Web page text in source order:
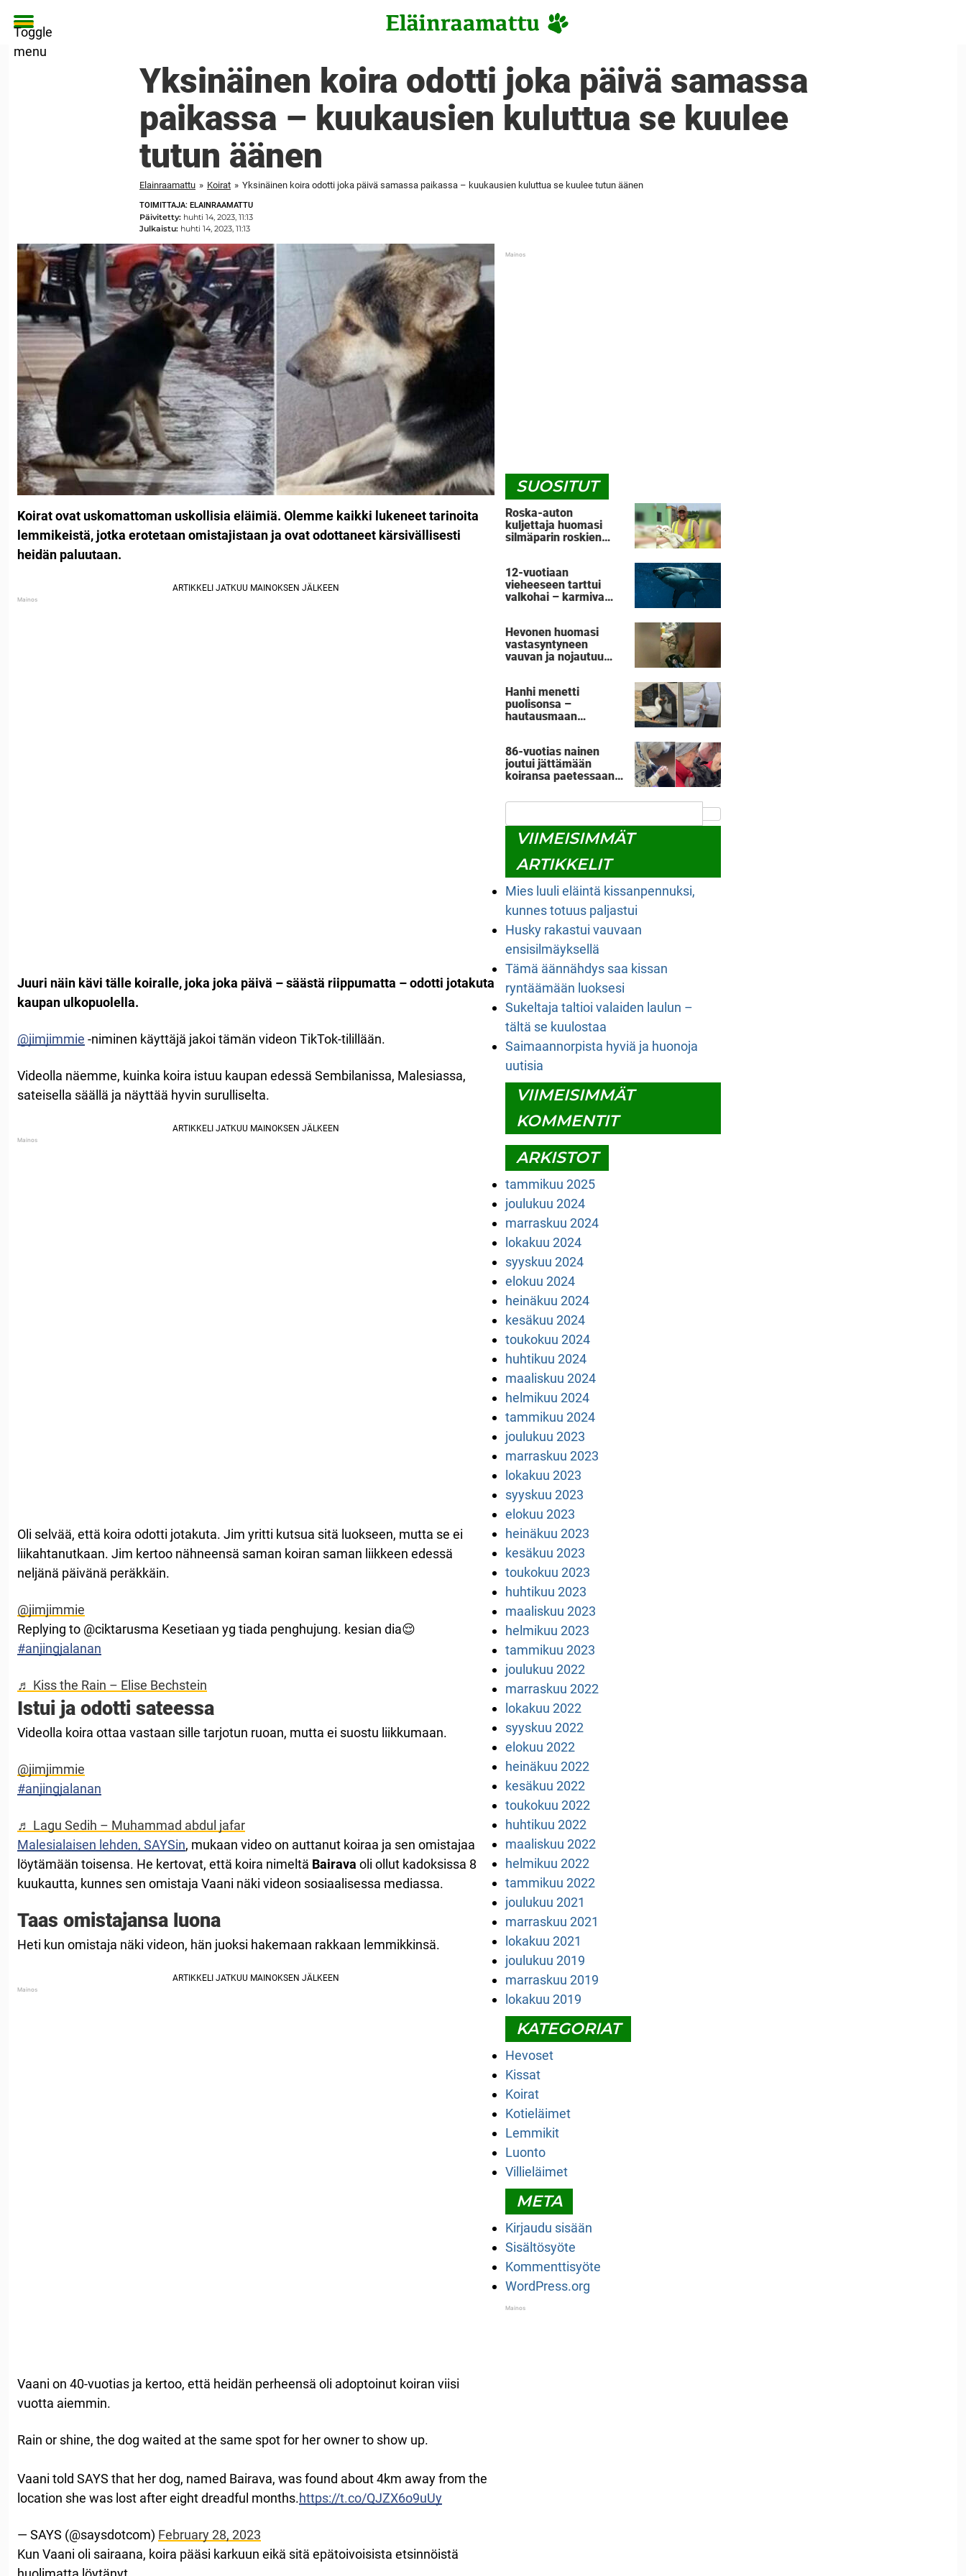
Toggle
menu
Yksinäinen koira odotti joka päivä samassa
paikassa – kuukausien kuluttua se kuulee
tutun äänen
Elainraamattu » Koirat » Yksinäinen koira odotti joka päivä samassa paikassa – kuukausien kuluttua se kuulee tutun äänen
TOIMITTAJA: ELAINRAAMATTU
Päivitetty: huhti 14, 2023, 11:13
Julkaistu: huhti 14, 2023, 11:13
Koirat ovat uskomattoman uskollisia eläimiä. Olemme kaikki lukeneet tarinoita
lemmikeistä, jotka erotetaan omistajistaan ​​ja ovat odottaneet kärsivällisesti
heidän paluutaan.
Juuri näin kävi tälle koiralle, joka joka päivä – säästä riippumatta – odotti jotakuta
kaupan ulkopuolella.
@jimjimmie -niminen käyttäjä jakoi tämän videon TikTok-tilillään.
Videolla näemme, kuinka koira istuu kaupan edessä Sembilanissa, Malesiassa,
sateisella säällä ja näyttää hyvin surulliselta.
Oli selvää, että koira odotti jotakuta. Jim yritti kutsua sitä luokseen, mutta se ei
liikahtanutkaan. Jim kertoo nähneensä saman koiran saman liikkeen edessä
neljänä päivänä peräkkäin.
@jimjimmie
Replying to @ciktarusma Kesetiaan yg tiada penghujung. kesian dia😌
#anjingjalanan
♬ Kiss the Rain – Elise Bechstein
Istui ja odotti sateessa
Videolla koira ottaa vastaan ​​sille tarjotun ruoan, mutta ei suostu liikkumaan.
@jimjimmie
#anjingjalanan
♬ Lagu Sedih – Muhammad abdul jafar
Malesialaisen lehden, SAYSin, mukaan video on auttanut koiraa ja sen omistajaa
löytämään toisensa. He kertovat, että koira nimeltä Bairava oli ollut kadoksissa 8
kuukautta, kunnes sen omistaja Vaani näki videon sosiaalisessa mediassa.
Taas omistajansa luona
Heti kun omistaja näki videon, hän juoksi hakemaan rakkaan lemmikkinsä.
Vaani on 40-vuotias ja kertoo, että heidän perheensä oli adoptoinut koiran viisi
vuotta aiemmin.
Rain or shine, the dog waited at the same spot for her owner to show up.
Vaani told SAYS that her dog, named Bairava, was found about 4km away from the
location she was lost after eight dreadful months.https://t.co/QJZX6o9uUy
— SAYS (@saysdotcom) February 28, 2023
Kun Vaani oli sairaana, koira pääsi karkuun eikä sitä epätoivoisista etsinnöistä
SUOSITUT
Roska-auton
kuljettaja huomasi
silmäparin roskien
kohtalolta
12-vuotiaan
vieheeseen tarttui
valkohai – karmiva
Hevonen huomasi
vastasyntyneen
vauvan ja nojautuu
astuvat kuvaan
Hanhi menetti
puolisonsa –
hautausmaan
86-vuotias nainen
joutui jättämään
koiransa paetessaan
toisensa lopulta
VIIMEISIMMÄT
ARTIKKELIT
Mies luuli eläintä kissanpennuksi,
kunnes totuus paljastui
Husky rakastui vauvaan
ensisilmäyksellä
Tämä äännähdys saa kissan
ryntäämään luoksesi
Sukeltaja taltioi valaiden laulun –
tältä se kuulostaa
Saimaannorpista hyviä ja huonoja
uutisia
VIIMEISIMMÄT
KOMMENTIT
ARKISTOT
tammikuu 2025
joulukuu 2024
marraskuu 2024
lokakuu 2024
syyskuu 2024
elokuu 2024
heinäkuu 2024
kesäkuu 2024
toukokuu 2024
huhtikuu 2024
maaliskuu 2024
helmikuu 2024
tammikuu 2024
joulukuu 2023
marraskuu 2023
lokakuu 2023
syyskuu 2023
elokuu 2023
heinäkuu 2023
kesäkuu 2023
toukokuu 2023
huhtikuu 2023
maaliskuu 2023
helmikuu 2023
tammikuu 2023
joulukuu 2022
marraskuu 2022
lokakuu 2022
syyskuu 2022
elokuu 2022
heinäkuu 2022
kesäkuu 2022
toukokuu 2022
huhtikuu 2022
maaliskuu 2022
helmikuu 2022
tammikuu 2022
joulukuu 2021
marraskuu 2021
lokakuu 2021
joulukuu 2019
marraskuu 2019
lokakuu 2019
KATEGORIAT
Hevoset
Kissat
Koirat
Kotieläimet
Lemmikit
Luonto
Villieläimet
META
Kirjaudu sisään
Sisältösyöte
Kommenttisyöte
WordPress.org